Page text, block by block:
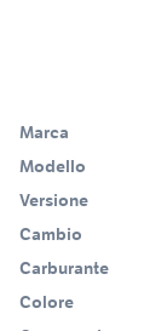
Marca
Modello
Versione
Cambio
Carburante
Colore